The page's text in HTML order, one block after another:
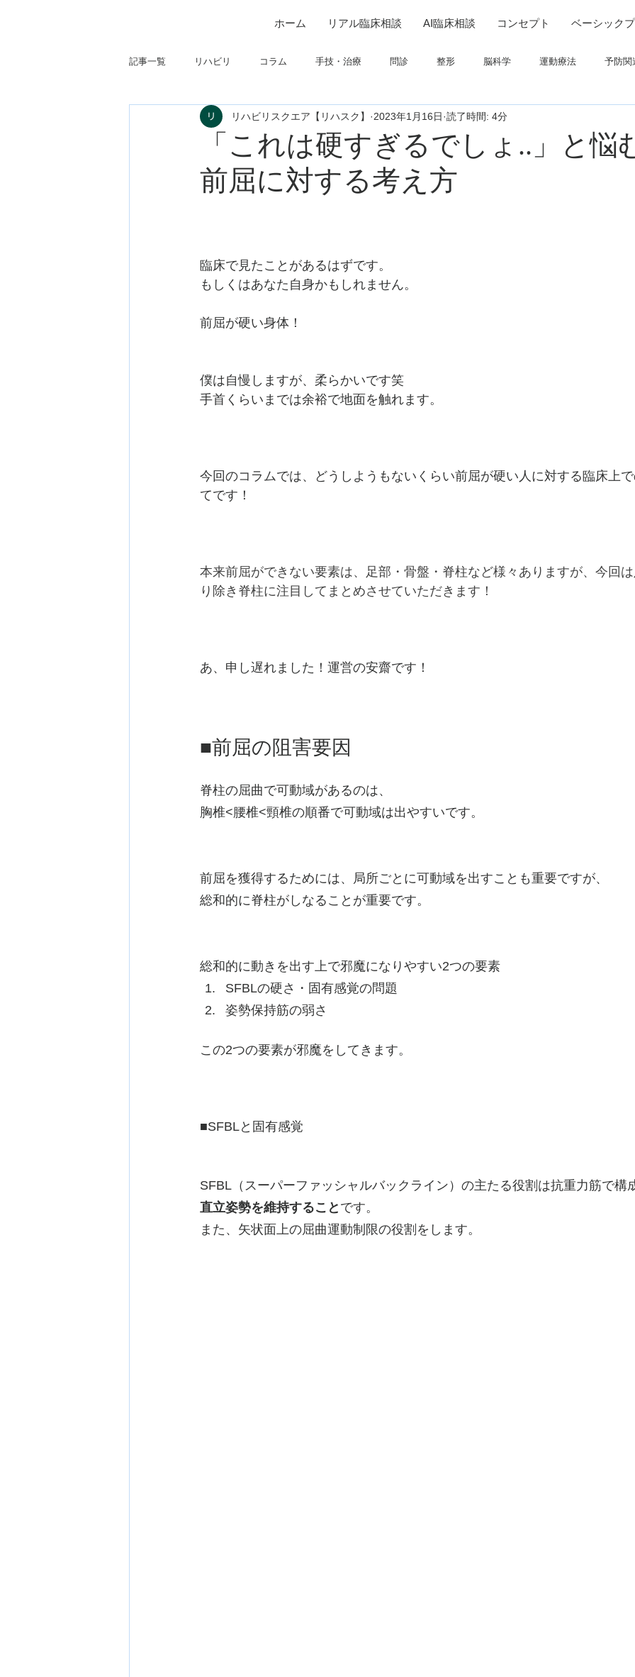
ホーム リアル臨床相談 AI臨床相談 コンセプト ベーシック
記事一覧 リハビリ コラム 手技・治療 問診 整形 脳科学 運動療法 予防関
制度関連 学会・研究関連 高次脳機能障害 脳卒中上肢
フィジカルアセスメント 仕事について 栄養 パーキンソン
「これは硬すぎるでしょ..」と悩
前屈に対する考え方
リハビリスクエア【リハスク】 2023年1月16日 読了時間: 4分
臨床で見たことがあるはずです。
もしくはあなた自身かもしれません。
前屈が硬い身体！
僕は自慢しますが、柔らかいです笑
手首くらいまでは余裕で地面を触れます。
今回のコラムでは、どうしようもないくらい前屈が硬い人に対する臨床上
てです！
本来前屈ができない要素は、足部・骨盤・脊柱など様々ありますが、今回
り除き脊柱に注目してまとめさせていただきます！
あ、申し遅れました！運営の安齋です！
■前屈の阻害要因
脊柱の屈曲で可動域があるのは、
胸椎<腰椎<頸椎の順番で可動域は出やすいです。
前屈を獲得するためには、局所ごとに可動域を出すことも重要ですが、
総和的に脊柱がしなることが重要です。
総和的に動きを出す上で邪魔になりやすい2つの要素
SFBLの硬さ・固有感覚の問題
姿勢保持筋の弱さ
この2つの要素が邪魔をしてきます。
■SFBLと固有感覚
SFBL（スーパーファッシャルバックライン）の主たる役割は抗重力筋で構
直立姿勢を維持すること です。
また、矢状面上の屈曲運動制限の役割をします。